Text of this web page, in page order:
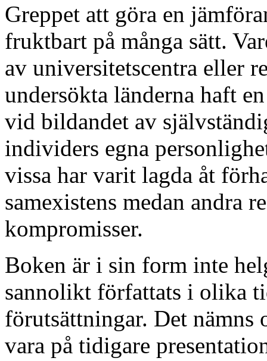
Greppet att göra en
fruktbart på många sätt.
av universitetscentra eller
undersökta länderna haft
vid bildandet av
individers egna
vissa har varit lagda åt
samexistens medan andra
kompromisser.
Boken är i sin form inte
sannolikt författats i olika
förutsättningar. Det
vara på tidigare